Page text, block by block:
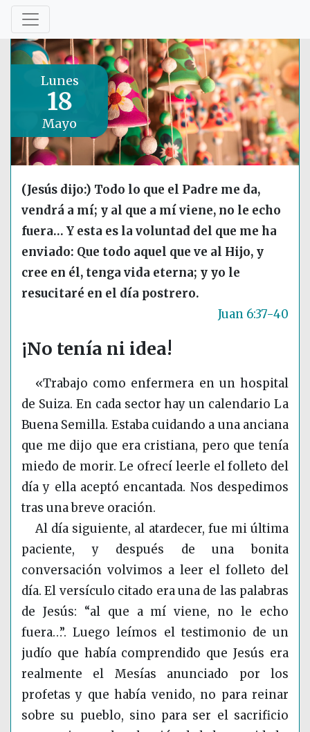
Lunes
18
Mayo
(Jesús dijo:) Todo lo que el Padre me da,
vendrá a mí; y al que a mí viene, no le echo
fuera… Y esta es la voluntad del que me ha
enviado: Que todo aquel que ve al Hijo, y
cree en él, tenga vida eterna; y yo le
resucitaré en el día postrero.
Juan 6:37-40
¡No tenía ni idea!
«Trabajo como enfermera en un hospital
de Suiza. En cada sector hay un calendario La
Buena Semilla. Estaba cuidando a una anciana
que me dijo que era cristiana, pero que tenía
miedo de morir. Le ofrecí leerle el folleto del
día y ella aceptó encantada. Nos despedimos
tras una breve oración.
Al día siguiente, al atardecer, fue mi última
paciente, y después de una bonita
conversación volvimos a leer el folleto del
día. El versículo citado era una de las palabras
de Jesús: “al que a mí viene, no le echo
fuera…”. Luego leímos el testimonio de un
judío que había comprendido que Jesús era
realmente el Mesías anunciado por los
profetas y que había venido, no para reinar
sobre su pueblo, sino para ser el sacrificio